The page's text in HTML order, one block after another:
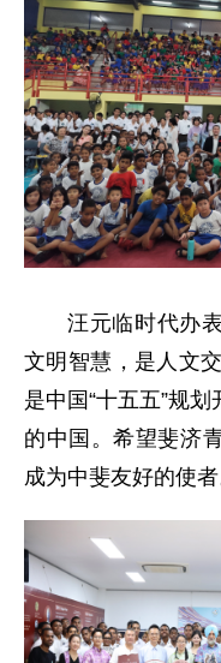
汪元临时代办
文明智慧，是人文
是中国“十五五”规
的中国。希望斐济
成为中斐友好的使者